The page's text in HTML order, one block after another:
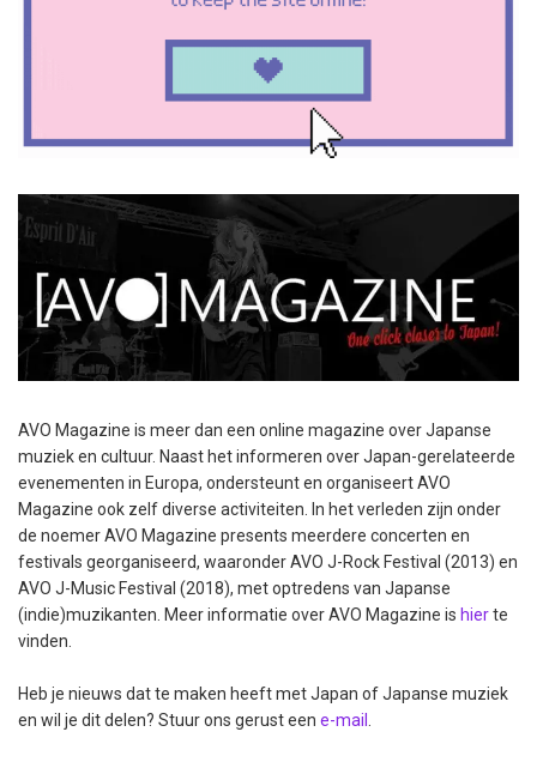
AVO Magazine is meer dan een online magazine over Japanse
muziek en cultuur. Naast het informeren over Japan-gerelateerde
evenementen in Europa, ondersteunt en organiseert AVO
Magazine ook zelf diverse activiteiten. In het verleden zijn onder
de noemer AVO Magazine presents meerdere concerten en
festivals georganiseerd, waaronder AVO J-Rock Festival (2013) en
AVO J-Music Festival (2018), met optredens van Japanse
(indie)muzikanten. Meer informatie over AVO Magazine is hierte
vinden.
Heb je nieuws dat te maken heeft met Japan of Japanse muziek
en wil je dit delen? Stuur ons gerust een e-mail .